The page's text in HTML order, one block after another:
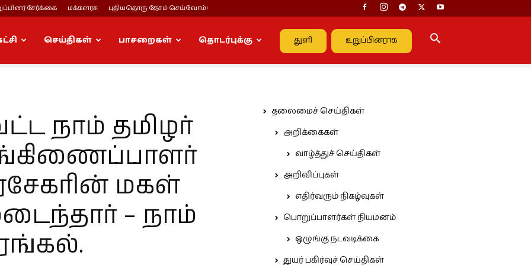
சேர்க்கை மக்களரசு புதியதொரு தேசம் செய்வோம்!
துளி உறுப்பினராக
செய்திகள் பாசறைகள் தொடர்புக்கு
நாம் தமிழர்
மகள்
– நாம்
தலைமைச் செய்திகள்
அறிக்கைகள்
வாழ்த்துச் செய்திகள்
அறிவிப்புகள்
எதிர்வரும் நிகழ்வுகள்
பொறுப்பாளர்கள் நியமனம்
ஒழுங்கு நடவடிக்கை
துயர் பகிர்வுச் செய்திகள்